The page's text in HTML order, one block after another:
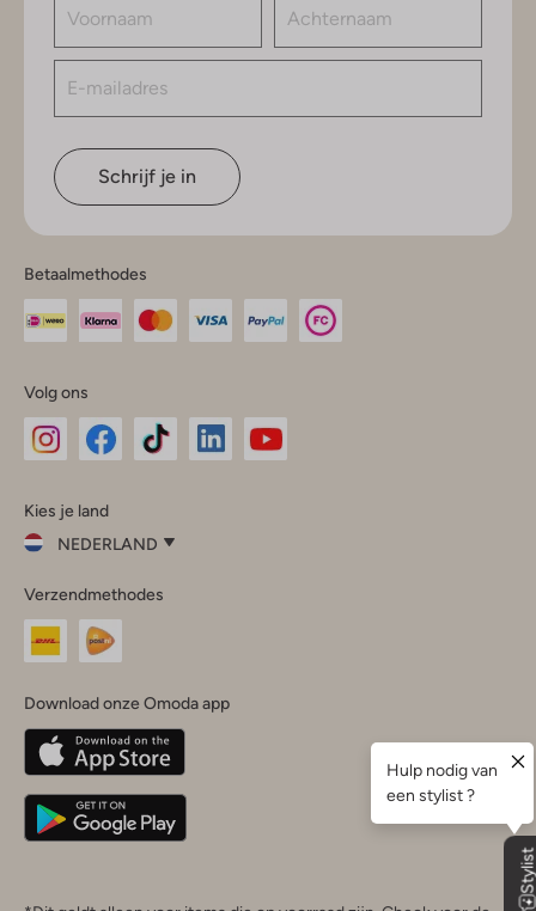
Schrijf je in
Betaalmethodes
Volg ons
InstagramFacebook
Kies je land
NEDERLAND
je
land
Nederland
Belgique(Français)
Deutschland
Verzendmethodes
Download onze Omoda app